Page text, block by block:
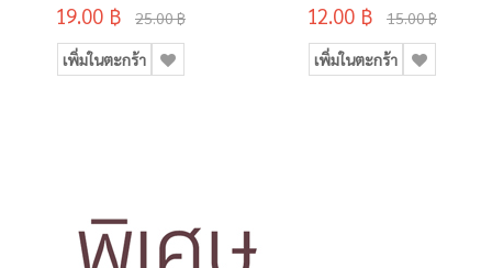
19.00 ฿ 25.00 ฿
เพิ่มในตะกร้า
12.00 ฿ 15.00 ฿
เพิ่มในตะกร้า